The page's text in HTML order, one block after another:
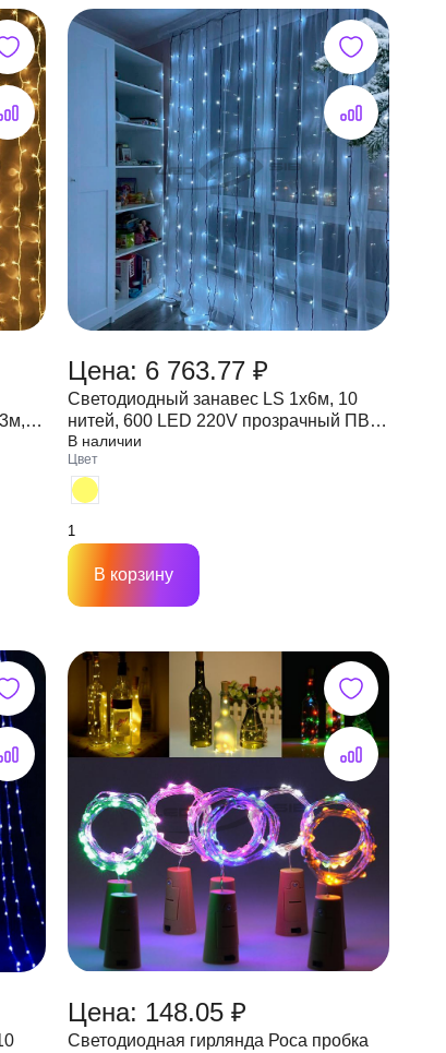
Цена: 6 763.77 ₽
Светодиодный занавес LS 1х6м, 10
нитей, 600 LED 220V прозрачный ПВХ
провод 2,3 мм IP55 (стыкуется)
В наличии
Цвет
В корзину
Цена: 148.05 ₽
Светодиодная гирлянда Роса пробка